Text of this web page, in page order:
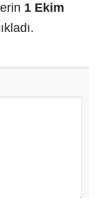
1 Ekim